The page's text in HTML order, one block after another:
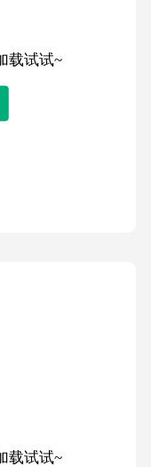
载试试~
载试试~